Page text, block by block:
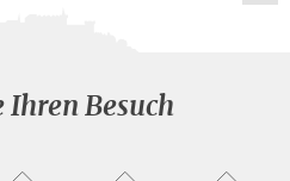
Ihren Besuch